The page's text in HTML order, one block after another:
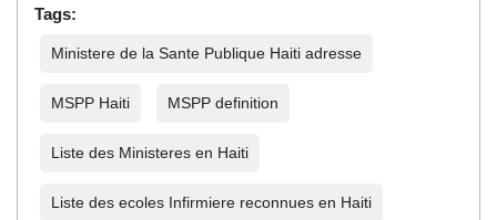
Tags:
Ministere de la Sante Publique Haiti adresse
MSPP Haiti MSPP definition
Liste des Ministeres en Haiti
Liste des ecoles Infirmiere reconnues en Haiti